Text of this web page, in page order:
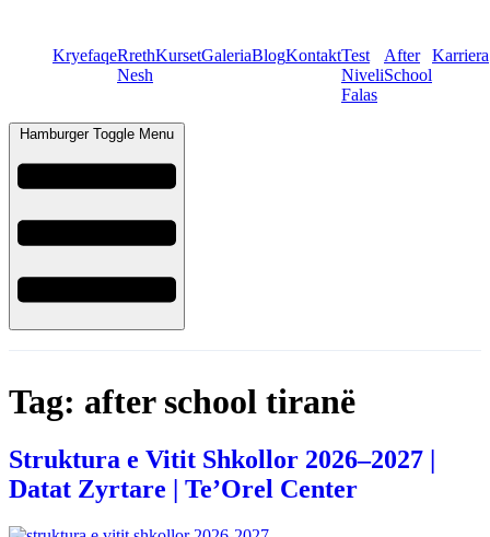
KryefaqeRreth
Nesh
KursetGaleriaBlogKontaktTest
Niveli
Falas
After
School
Karriera
Hamburger Toggle Menu
Tag: after school tiranë
Struktura e Vitit Shkollor 2026–2027 |
Datat Zyrtare | Te’Orel Center